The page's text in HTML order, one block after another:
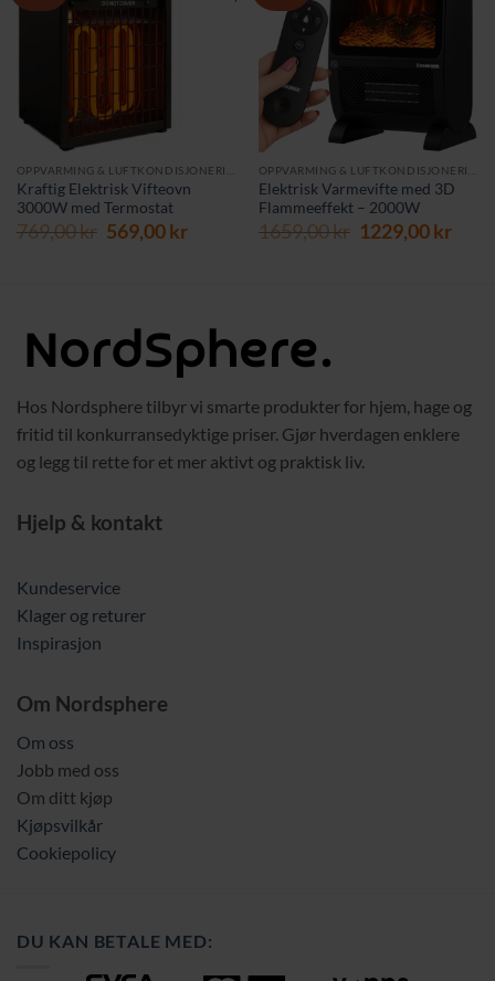
Kraftig Elektrisk Vifteovn
3000W med Termostat
769,00kr Opprinnelig
569,00krNåværende
Elektrisk Varmevifte med 3D
Flammeeffekt – 2000W
1659,00kr Opprinnelig
1229,00kr
Hos Nordsphere tilbyr vi smarte produkter for hjem, hage og
fritid til konkurransedyktige priser. Gjør hverdagen enklere
og legg til rette for et mer aktivt og praktisk liv.
Hjelp & kontakt
Kundeservice
Klager og returer
Inspirasjon
Om Nordsphere
Om oss
Jobb med oss
Om ditt kjøp
Kjøpsvilkår
Cookiepolicy
DU KAN BETALE MED: